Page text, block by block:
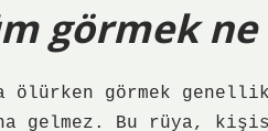
görmek
ölürken görmek
gelmez. Bu rüya,